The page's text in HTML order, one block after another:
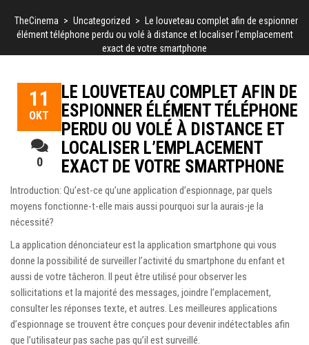
TheCinema > Uncategorized >
Le louveteau complet afin de espionner
élément téléphone perdu ou volé à distance et localiser l’emplacement
exact de votre smartphone
11
ΟΚΤ
0
LE LOUVETEAU COMPLET AFIN DE
ESPIONNER ÉLÉMENT TÉLÉPHONE
PERDU OU VOLÉ À DISTANCE ET
LOCALISER L’EMPLACEMENT
EXACT DE VOTRE SMARTPHONE
Introduction: Qu’est-ce qu’une application d’espionnage, par quels
moyens fonctionne-t-elle mais aussi pourquoi sur la aurais-je la
nécessité?
La application dénonciateur est la application smartphone qui vous
donne la possibilité de surveiller l’activité du smartphone du enfant et
aussi de votre tâcheron. Il peut être utilisé pour observer les
sollicitations et la majorité des messages, joindre l’emplacement,
consulter les réponses texte, et autres. Les meilleures applications
d’espionnage se trouvent être conçues pour devenir indétectables afin
que l’utilisateur pas sache pas qu’il est surveillé.